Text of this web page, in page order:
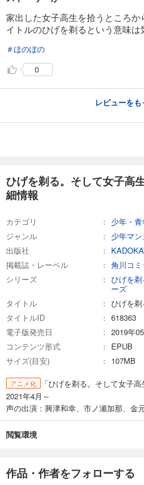
家出した女子高生を拾うところ
イトルのひげを剃るという意味は
＃ほのぼの
0
レビューを
ひげを剃る。そして女子
細情報
カテゴリ
少年・
ジャンル
少年マ
出版社
掲載誌・レーベル
角川コ
シリーズ
ひげを
ーズ
タイトル
ひげを剃
タイトルID
618363
電子版発売日
2019年
コンテンツ形式
EPUB
サイズ(目安)
107MB
アニメ化
「ひげを剃る。そして女子高
2021年4月～
声の出演：興津和幸、市ノ瀬加那、金
閲覧環境
作品・作者をフォローする